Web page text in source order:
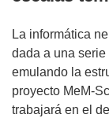
La informática
dada a una
emulando la
proyecto MeM-
trabajará en el